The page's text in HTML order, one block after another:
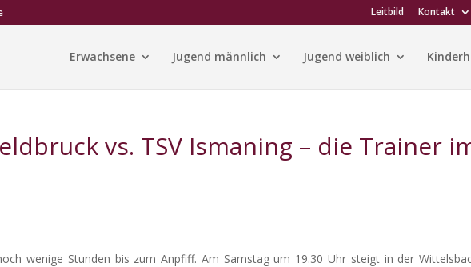
Leitbild Kontakt
Erwachsene Jugend männlich Jugend weiblich
vs. TSV Ismaning – die Trainer
wenige Stunden bis zum Anpfiff. Am Samstag um 19.30 Uhr steigt in der